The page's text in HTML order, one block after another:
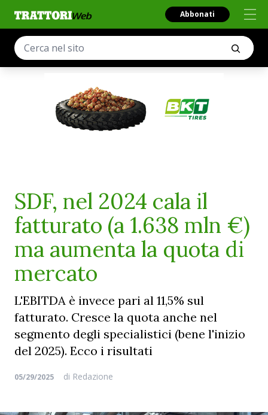
Abbonati
SDF, nel 2024 cala il
fatturato (a 1.638 mln €)
ma aumenta la quota di
mercato
L'EBITDA è invece pari al 11,5% sul
fatturato. Cresce la quota anche nel
segmento degli specialistici (bene l'inizio
del 2025). Ecco i risultati
05/29/2025 di Redazione